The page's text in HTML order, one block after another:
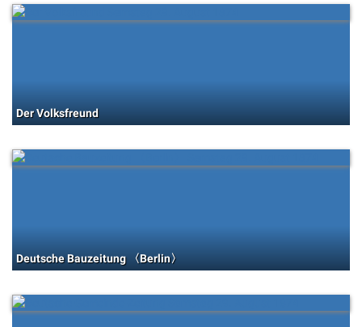
Der Volksfreund
Deutsche Bauzeitung 〈Berlin〉